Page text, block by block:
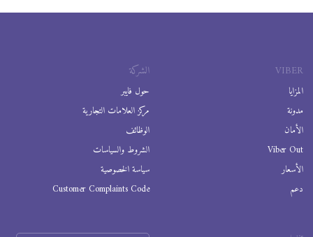
VIBER
المزايا
مدونة
الأمان
Viber Out
الأسعار
دعم
الشركة
حول فايبر
مركز العلامات التجارية
الوظائف
الشروط والسياسات
سياسة الخصوصية
Customer Complaints Code